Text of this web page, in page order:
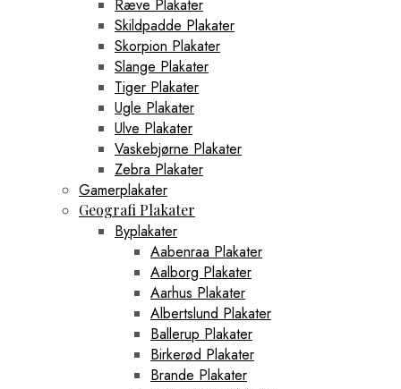
Ræve Plakater
Skildpadde Plakater
Skorpion Plakater
Slange Plakater
Tiger Plakater
Ugle Plakater
Ulve Plakater
Vaskebjørne Plakater
Zebra Plakater
Gamerplakater
Geografi Plakater
Byplakater
Aabenraa Plakater
Aalborg Plakater
Aarhus Plakater
Albertslund Plakater
Ballerup Plakater
Birkerød Plakater
Brande Plakater